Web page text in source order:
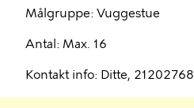
Målgruppe: Vuggestue
Antal: Max. 16
Kontakt info: Ditte,